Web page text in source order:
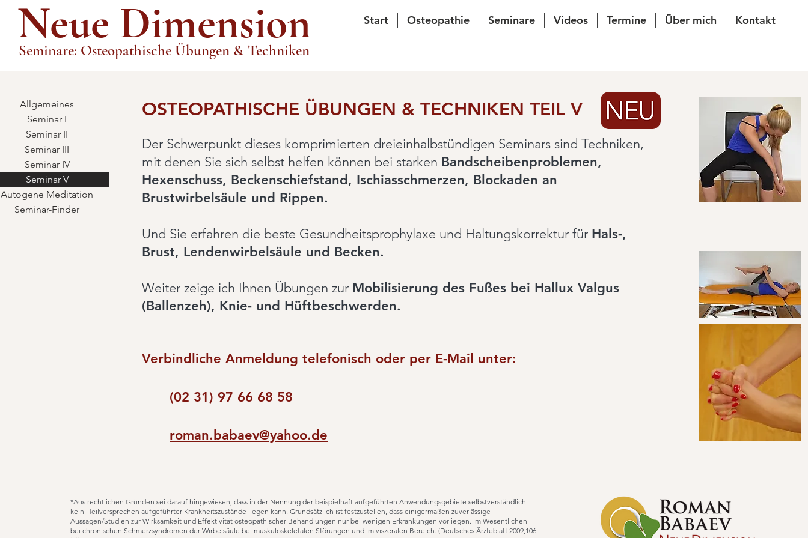
Neue Dimension
Seminare: Osteopathische Übungen & Techniken
Start Osteopathie Seminare Videos Termine Über mich Kontakt
Allgemeines
Seminar I
Seminar II
Seminar III
Seminar IV
Seminar V
Autogene Meditation
Seminar-Finder
OSTEOPATHISCHE ÜBUNGEN & TECHNIKEN TEIL V
Der Schwerpunkt dieses komprimierten dreieinhalbstündigen Seminars sind Techniken,
mit denen Sie sich selbst helfen können bei starken Bandscheibenproblemen,
Hexenschuss, Beckenschiefstand, Ischiasschmerzen, Blockaden an
Brustwirbelsäule und Rippen.
Und Sie erfahren die beste Gesundheitsprophylaxe und Haltungskorrektur für Hals-,
Brust, Lendenwirbelsäule und Becken.
Weiter zeige ich Ihnen Übungen zur Mobilisierung des Fußes bei Hallux Valgus
(Ballenzeh), Knie- und Hüftbeschwerden.
Verbindliche Anmeldung telefonisch oder per E-Mail unter:
(02 31) 97 66 68 58
roman.babaev@yahoo.de
*Aus rechtlichen Gründen sei darauf hingewiesen, dass in der Nennung der beispielhaft aufgeführten Anwendungsgebiete selbstverständlich
kein Heilversprechen aufgeführter Krankheitszustände liegen kann. Grundsätzlich ist festzustellen, dass einigermaßen zuverlässige
Aussagen/Studien zur Wirksamkeit und Effektivität osteopathischer Behandlungen nur bei wenigen Erkrankungen vorliegen. Im Wesentlichen
bei chronischen Schmerzsyndromen der Wirbelsäule bei muskuloskeletalen Störungen und im viszeralen Bereich. (Deutsches Ärzteblatt 2009,106